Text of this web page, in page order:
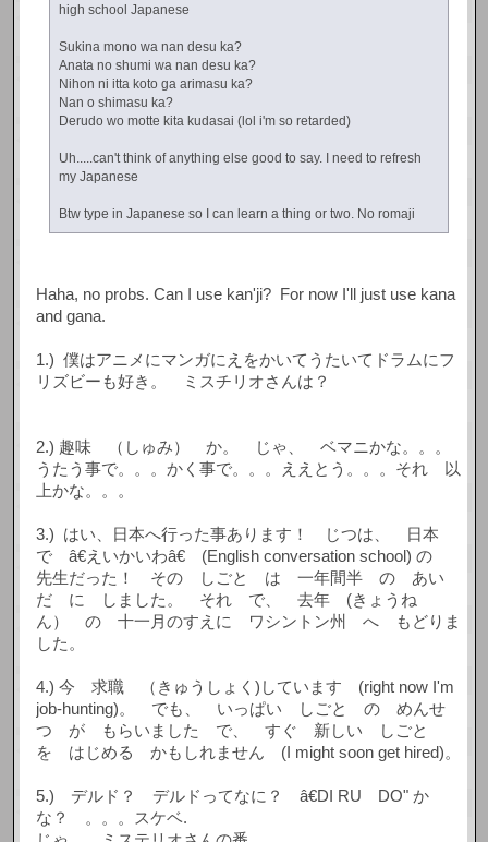
high school Japanese
Sukina mono wa nan desu ka?
Anata no shumi wa nan desu ka?
Nihon ni itta koto ga arimasu ka?
Nan o shimasu ka?
Derudo wo motte kita kudasai (lol i'm so retarded)
Uh.....can't think of anything else good to say. I need to refresh
my Japanese
Btw type in Japanese so I can learn a thing or two. No romaji
Haha, no probs. Can I use kan'ji? For now I'll just use kana
and gana.
1.) 僕はアニメにマンガにえをかいてうたいてドラムにフ
リズビーも好き。 ミスチリオさんは？
2.) 趣味 （しゅみ） か。 じゃ、 ベマニかな。。。
うたう事で。。。かく事で。。。ええとう。。。それ 以
上かな。。。
3.) はい、日本へ行った事あります！ じつは、 日本
で â€えいかいわâ€ (English conversation school) の
先生だった！ その しごと は 一年間半 の あい
だ に しました。 それ で、 去年 (きょうね
ん） の 十一月のすえに ワシントン州 へ もどりま
した。
4.) 今 求職 （きゅうしょく)しています (right now I'm
job-hunting)。 でも、 いっぱい しごと の めんせ
つ が もらいました で、 すぐ 新しい しごと
を はじめる かもしれません (I might soon get hired)。
5.) デルド？ デルドってなに？ â€DI RU DO" か
な？ 。。。スケベ.